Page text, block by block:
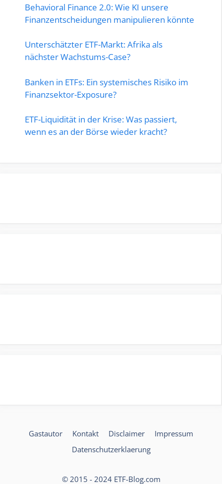
Behavioral Finance 2.0: Wie KI unsere
Finanzentscheidungen manipulieren könnte
Unterschätzter ETF-Markt: Afrika als
nächster Wachstums-Case?
Banken in ETFs: Ein systemisches Risiko im
Finanzsektor-Exposure?
ETF-Liquidität in der Krise: Was passiert,
wenn es an der Börse wieder kracht?
Gastautor Kontakt Disclaimer
Impressum
Datenschutzerklaerung
© 2015 - 2024 ETF-Blog.com